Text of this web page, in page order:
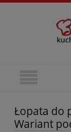
Łopata do
Wariant